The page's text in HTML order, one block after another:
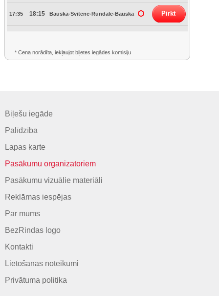
17:35 18:15 Bauska-Svitene-Rundāle-Bauska Pirkt
* Cena norādīta, iekļaujot biļetes iegādes komisiju
Biļešu iegāde
Palīdzība
Lapas karte
Pasākumu organizatoriem
Pasākumu vizuālie materiāli
Reklāmas iespējas
Par mums
BezRindas logo
Kontakti
Lietošanas noteikumi
Privātuma politika